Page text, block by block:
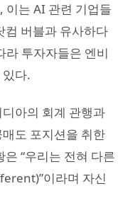
이는 AI 관련 기업들
컴 버블과 유사하다
라 투자자들은 엔비
다.
아의 회계 관행과
도 포지션을 취한
“우리는 전혀 다른
이라며 자신